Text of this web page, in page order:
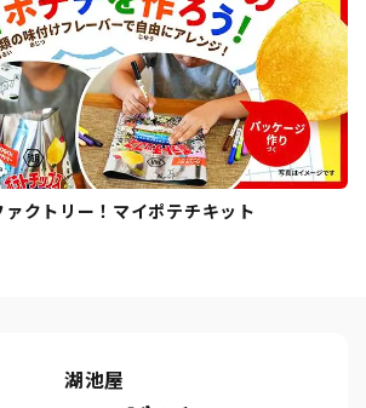
ァクトリー！マイポテチキット
湖池屋